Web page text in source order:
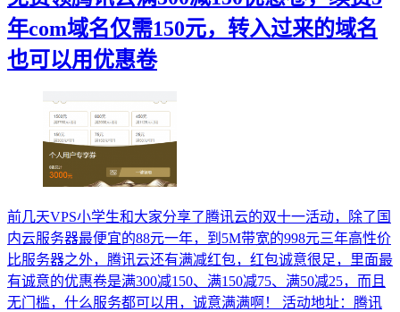
年com域名仅需150元，转入过来的域名
也可以用优惠卷
前几天VPS小学生和大家分享了腾讯云的双十一活动，除了国
内云服务器最便宜的88元一年，到5M带宽的998元三年高性价
比服务器之外，腾讯云还有满减红包，红包诚意很足，里面最
有诚意的优惠卷是满300减150、满150减75、满50减25，而且
无门槛，什么服务都可以用，诚意满满啊！ 活动地址：腾讯